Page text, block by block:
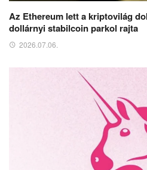
Az Ethereum lett a kriptovilág
dollárnyi stabilcoin parkol rajta
2026.07.06.